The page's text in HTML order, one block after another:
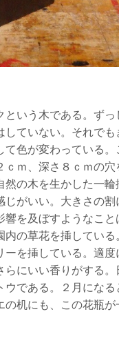
いう木である。ずっ
ていない。それで
色が変わっている。
ｍ、深さ８ｃｍの穴
の木を生かした一輪
がいい。大きさの割
を及ぼすようなこ
内の草花を挿してい
を挿している。適度
にいい香りがする。
である。２月になる
机にも、この花瓶が